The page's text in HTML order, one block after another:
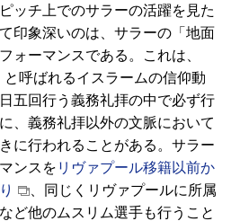
ッチ上でのサラーの活躍を見た
印象深いのは、サラーの「地面
ォーマンスである。これは、
と呼ばれるイスラームの信仰動
五回行う義務礼拝の中で必ず行
、義務礼拝以外の文脈において
に行われることがある。サラー
ンスを リヴァプール移籍以前か
、同じくリヴァプールに所属
ど他のムスリム選手も行うこと